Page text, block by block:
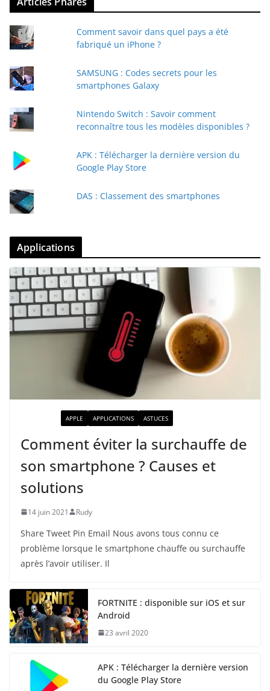
Comment savoir dans quel pays a été
fabriqué un iPhone ?
SAMSUNG : Codes secrets pour les
smartphones Galaxy
Nintendo Switch : Savoir comment
reconnaître tous les modèles disponibles ?
APK : Télécharger la dernière version du
Google Play Store
DAS : Classement des smartphones
Applications
APPLE APPLICATIONS ASTUCES
Comment éviter la surchauffe de
son smartphone ? Causes et
solutions
14 juin 2021 Rudy
Share Tweet Pin Email Nous avons tous connu ce
problème lorsque le smartphone chauffe ou surchauffe
après l’avoir utiliser. Il
FORTNITE : disponible sur iOS et sur
Android
23 avril 2020
APK : Télécharger la dernière version
du Google Play Store